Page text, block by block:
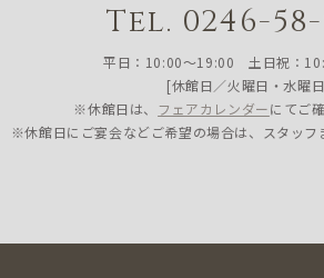
Tel. 0246-58-
平日：10:00〜19:00 土日祝：
[休館日／火曜日・水曜
※休館日は、 フェアカレンダーにてご
※休館日にご宴会などご希望の場合は、スタッフ